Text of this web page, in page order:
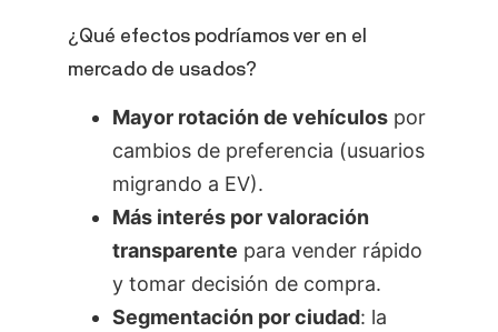
¿Qué efectos podríamos ver en el
mercado de usados?
Mayor rotación de vehículos por
cambios de preferencia (usuarios
migrando a EV).
Más interés por valoración
transparente para vender rápido
y tomar decisión de compra.
Segmentación por ciudad: la